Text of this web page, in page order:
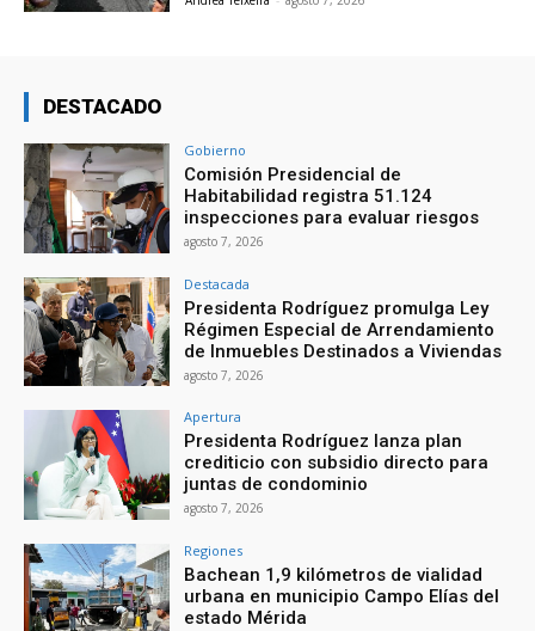
DESTACADO
Gobierno
Comisión Presidencial de
Habitabilidad registra 51.124
inspecciones para evaluar riesgos
agosto 7, 2026
Destacada
Presidenta Rodríguez promulga Ley
Régimen Especial de Arrendamiento
de Inmuebles Destinados a Viviendas
agosto 7, 2026
Apertura
Presidenta Rodríguez lanza plan
crediticio con subsidio directo para
juntas de condominio
agosto 7, 2026
Regiones
Bachean 1,9 kilómetros de vialidad
urbana en municipio Campo Elías del
estado Mérida